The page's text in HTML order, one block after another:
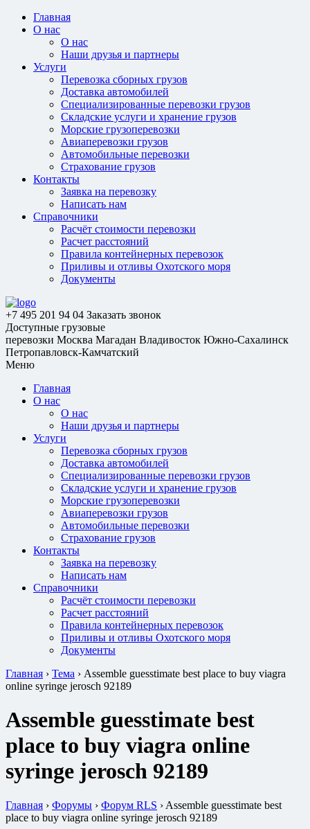
Главная
О нас
О нас
Наши друзья и партнеры
Услуги
Перевозка сборных грузов
Доставка автомобилей
Специализированные перевозки грузов
Складские услуги и хранение грузов
Морские грузоперевозки
Авиаперевозки грузов
Автомобильные перевозки
Страхование грузов
Контакты
Заявка на перевозку
Написать нам
Справочники
Расчёт стоимости перевозки
Расчет расстояний
Правила контейнерных перевозок
Приливы и отливы Охотского моря
Документы
+7 495 201 94 04 Заказать звонок
Доступные грузовые
перевозки Москва Магадан Владивосток Южно-Сахалинск
Петропавловск-Камчатский
Меню
Главная
О нас
О нас
Наши друзья и партнеры
Услуги
Перевозка сборных грузов
Доставка автомобилей
Специализированные перевозки грузов
Складские услуги и хранение грузов
Морские грузоперевозки
Авиаперевозки грузов
Автомобильные перевозки
Страхование грузов
Контакты
Заявка на перевозку
Написать нам
Справочники
Расчёт стоимости перевозки
Расчет расстояний
Правила контейнерных перевозок
Приливы и отливы Охотского моря
Документы
Главная › Тема › Assemble guesstimate best place to buy viagra
online syringe jerosch 92189
Assemble guesstimate best
place to buy viagra online
syringe jerosch 92189
Главная › Форумы › Форум RLS › Assemble guesstimate best
place to buy viagra online syringe jerosch 92189